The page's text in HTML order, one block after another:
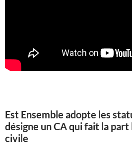
Est Ensemble adopte les
désigne un CA qui fait la
civile